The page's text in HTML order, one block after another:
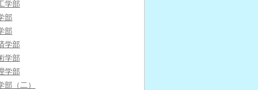
学部
部
部
学部
学部
学部
部（二）